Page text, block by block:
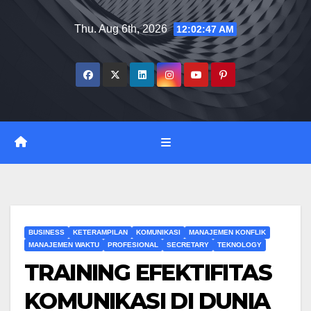
Thu. Aug 6th, 2026 12:02:48 AM
BUSINESS KETERAMPILAN KOMUNIKASI
MANAJEMEN KONFLIK
MANAJEMEN WAKTU
PROFESIONAL SECRETARY TEKNOLOGY
TRAINING EFEKTIFITAS
KOMUNIKASI DI DUNIA